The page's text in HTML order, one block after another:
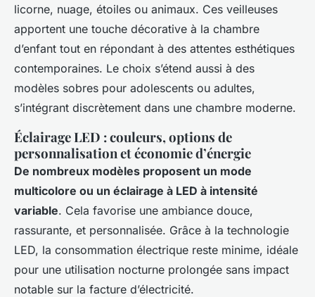
licorne, nuage, étoiles ou animaux. Ces veilleuses
apportent une touche décorative à la chambre
d’enfant tout en répondant à des attentes esthétiques
contemporaines. Le choix s’étend aussi à des
modèles sobres pour adolescents ou adultes,
s’intégrant discrètement dans une chambre moderne.
Éclairage LED : couleurs, options de
personnalisation et économie d’énergie
De nombreux modèles proposent un mode
multicolore ou un éclairage à LED à intensité
variable. Cela favorise une ambiance douce,
rassurante, et personnalisée. Grâce à la technologie
LED, la consommation électrique reste minime, idéale
pour une utilisation nocturne prolongée sans impact
notable sur la facture d’électricité.